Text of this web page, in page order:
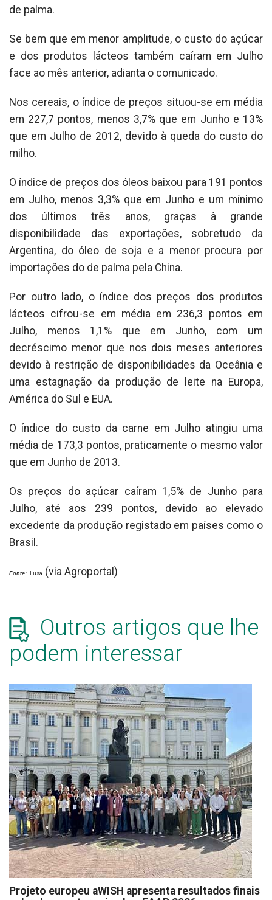
de palma.
Se bem que em menor amplitude, o custo do açúcar
e dos produtos lácteos também caíram em Julho
face ao mês anterior, adianta o comunicado.
Nos cereais, o índice de preços situou-se em média
em 227,7 pontos, menos 3,7% que em Junho e 13%
que em Julho de 2012, devido à queda do custo do
milho.
O índice de preços dos óleos baixou para 191 pontos
em Julho, menos 3,3% que em Junho e um mínimo
dos últimos três anos, graças à grande
disponibilidade das exportações, sobretudo da
Argentina, do óleo de soja e a menor procura por
importações do de palma pela China.
Por outro lado, o índice dos preços dos produtos
lácteos cifrou-se em média em 236,3 pontos em
Julho, menos 1,1% que em Junho, com um
decréscimo menor que nos dois meses anteriores
devido à restrição de disponibilidades da Oceânia e
uma estagnação da produção de leite na Europa,
América do Sul e EUA.
O índice do custo da carne em Julho atingiu uma
média de 173,3 pontos, praticamente o mesmo valor
que em Junho de 2013.
Os preços do açúcar caíram 1,5% de Junho para
Julho, até aos 239 pontos, devido ao elevado
excedente da produção registado em países como o
Brasil.
Fonte: Lusa (via Agroportal)
Outros artigos que lhe
podem interessar
Projeto europeu aWISH apresenta resultados finais